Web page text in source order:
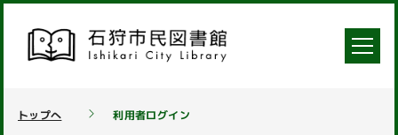
トップへ 利用者ログイン